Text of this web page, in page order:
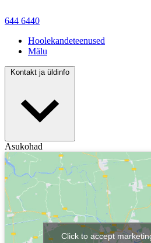
644 6440
Hoolekandeteenused
Mälu
Kontakt ja üldinfo
Asukohad
Click to accept